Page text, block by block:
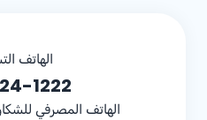
الهاتف
1222
الهاتف المصرفي